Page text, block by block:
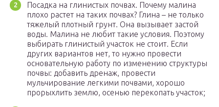
Посадка на глинистых почвах. Почему малина
плохо растет на таких почвах? Глина – не только
тяжелый плотный грунт. Она вызывает застой
воды. Малина не любит такие условия. Поэтому
выбирать глинистый участок не стоит. Если
других вариантов нет, то нужно провести
основательную работу по изменению структуры
почвы: добавить дренаж, провести
мульчирование легкими почвами, хорошо
прорыхлить землю, осенью перекопать участок;